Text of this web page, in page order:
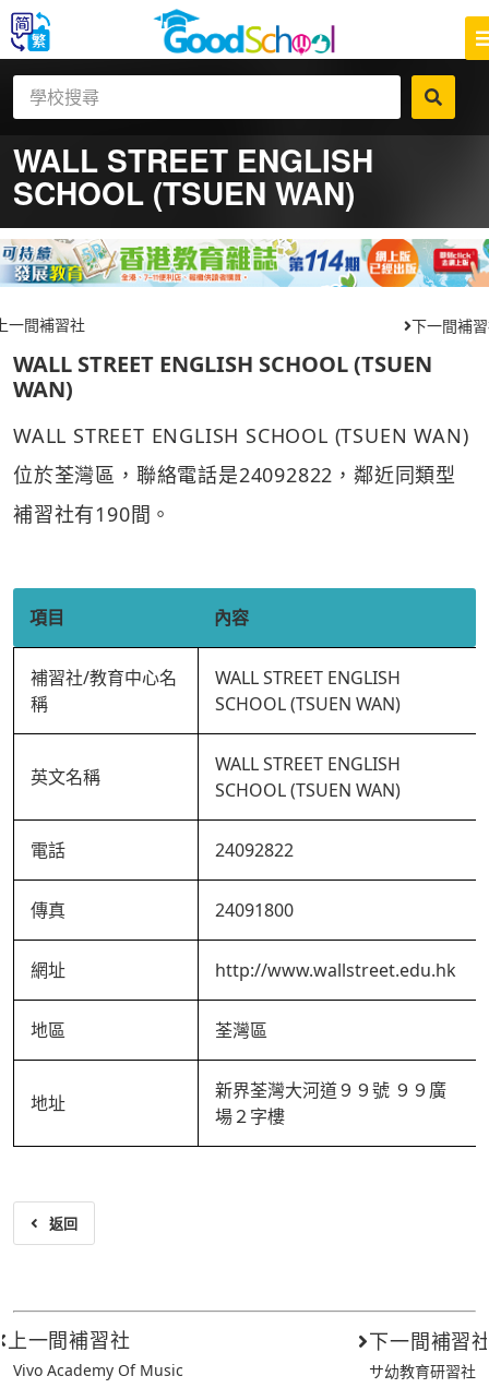
WALL STREET ENGLISH
SCHOOL (TSUEN WAN)
一間補習社 下一間補
WALL STREET ENGLISH SCHOOL (TSUEN
WAN)
WALL STREET ENGLISH SCHOOL (TSUEN WAN)
位於荃灣區，聯絡電話是24092822，鄰近同類型
補習社有190間。
項目 內容
補習社/教育中心名
稱
WALL STREET ENGLISH
SCHOOL (TSUEN WAN)
英文名稱
WALL STREET ENGLISH
SCHOOL (TSUEN WAN)
電話 24092822
傳真 24091800
網址 http://www.wallstreet.edu.hk
地區 荃灣區
地址
新界荃灣大河道９９號 ９９廣
場２字樓
返回
上一間補習社
Vivo Academy Of Music
下一間補習
サ幼教育研習社